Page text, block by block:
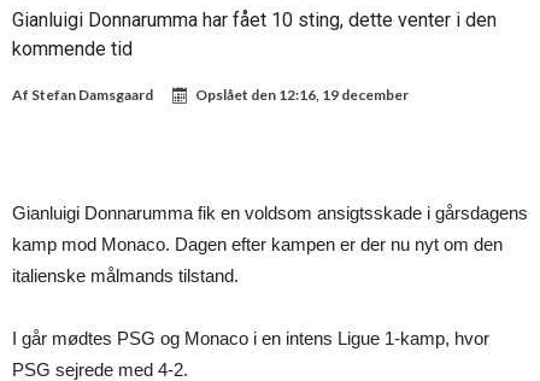
Gianluigi Donnarumma har fået 10 sting, dette venter i den
kommende tid
Af Stefan Damsgaard Opslået den 12:16, 19 december
Gianluigi Donnarumma fik en voldsom ansigtsskade i gårsdagens
kamp mod Monaco. Dagen efter kampen er der nu nyt om den
italienske målmands tilstand.
I går mødtes PSG og Monaco i en intens Ligue 1-kamp, hvor
PSG sejrede med 4-2.